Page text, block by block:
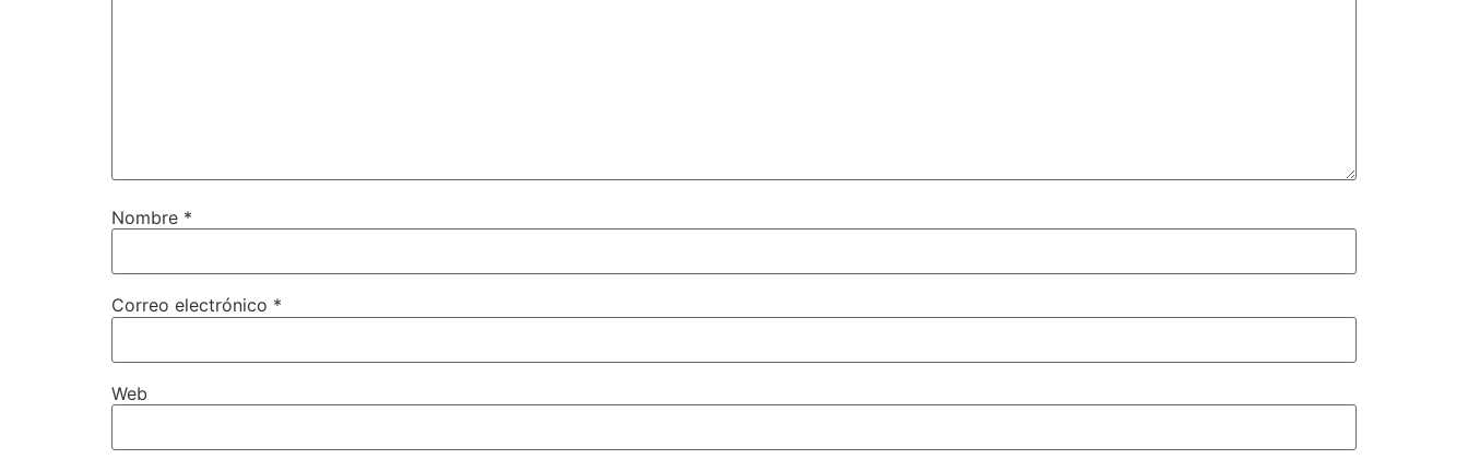
Nombre *
Correo electrónico *
Web